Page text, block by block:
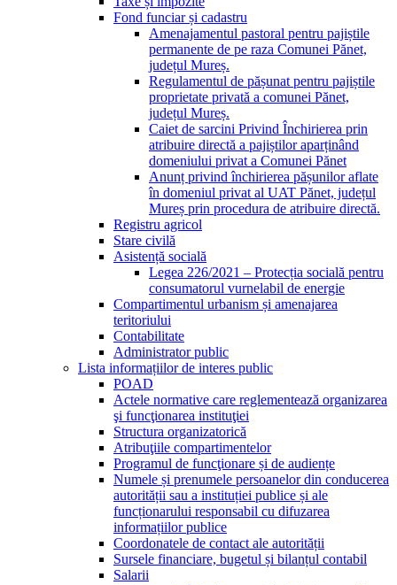
Fond funciar și cadastru
Amenajamentul pastoral pentru pajiștile
permanente de pe raza Comunei Pănet,
județul Mureș.
Regulamentul de pășunat pentru pajiștile
proprietate privată a comunei Pănet,
județul Mureș.
Caiet de sarcini Privind Închirierea prin
atribuire directă a pajiștilor aparținând
domeniului privat a Comunei Pănet
Anunț privind închirierea pășunilor aflate
în domeniul privat al UAT Pănet, județul
Mureș prin procedura de atribuire directă.
Registru agricol
Stare civilă
Asistență socială
Legea 226/2021 – Protecția socială pentru
consumatorul vurnelabil de energie
Compartimentul urbanism și amenajarea
teritoriului
Contabilitate
Administrator public
Lista informațiilor de interes public
POAD
Actele normative care reglementează organizarea
şi funcţionarea instituţiei
Structura organizatorică
Atribuţiile compartimentelor
Programul de funcţionare și de audiențe
Numele și prenumele persoanelor din conducerea
autorității sau a instituției publice și ale
funcționarului responsabil cu difuzarea
informațiilor publice
Coordonatele de contact ale autorității
Sursele financiare, bugetul și bilanțul contabil
Salarii